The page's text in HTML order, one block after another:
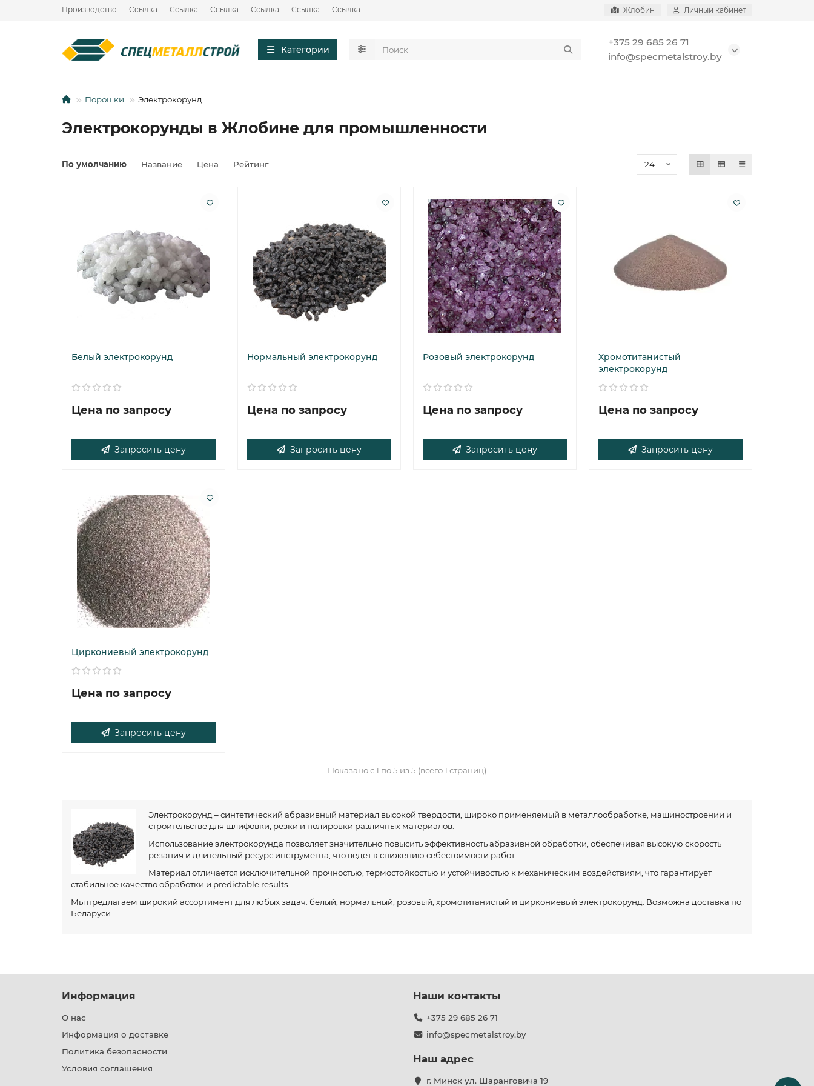
Производство Ссылка Ссылка Ссылка Ссылка Ссылка Ссылка Жлобин Личный кабинет
Категории
+375 29 685 26 71
info@specmetalstroy.by
Порошки Электрокорунд
Электрокорунды в Жлобине для промышленности
По умолчанию Название Цена Рейтинг
Белый электрокорунд
Цена по запросу
Запросить цену
Нормальный электрокорунд
Цена по запросу
Запросить цену
Розовый электрокорунд
Цена по запросу
Запросить цену
Хромотитанистый
электрокорунд
Цена по запросу
Запросить цену
Циркониевый электрокорунд
Цена по запросу
Запросить цену
Показано с 1 по 5 из 5 (всего 1 страниц)
Электрокорунд – синтетический абразивный материал высокой твердости, широко применяемый в металлообработке, машиностроении и
строительстве для шлифовки, резки и полировки различных материалов.
Использование электрокорунда позволяет значительно повысить эффективность абразивной обработки, обеспечивая высокую скорость
резания и длительный ресурс инструмента, что ведет к снижению себестоимости работ.
Материал отличается исключительной прочностью, термостойкостью и устойчивостью к механическим воздействиям, что гарантирует
стабильное качество обработки и predictable results.
Мы предлагаем широкий ассортимент для любых задач: белый, нормальный, розовый, хромотитанистый и циркониевый электрокорунд. Возможна доставка по
Беларуси.
Информация
О нас
Информация о доставке
Политика безопасности
Условия соглашения
Наши контакты
+375 29 685 26 71
info@specmetalstroy.by
Наш адрес
г. Минск ул. Шаранговича 19